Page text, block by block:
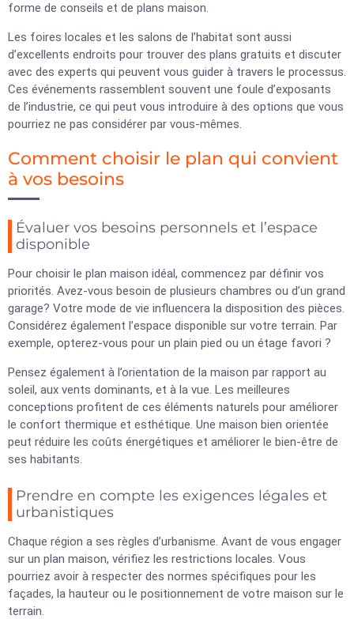
forme de conseils et de plans maison.
Les foires locales et les salons de l’habitat sont aussi
d’excellents endroits pour trouver des plans gratuits et discuter
avec des experts qui peuvent vous guider à travers le processus.
Ces événements rassemblent souvent une foule d’exposants
de l’industrie, ce qui peut vous introduire à des options que vous
pourriez ne pas considérer par vous-mêmes.
Comment choisir le plan qui convient
à vos besoins
Évaluer vos besoins personnels et l’espace
disponible
Pour choisir le plan maison idéal, commencez par définir vos
priorités. Avez-vous besoin de plusieurs chambres ou d’un grand
garage? Votre mode de vie influencera la disposition des pièces.
Considérez également l’espace disponible sur votre terrain. Par
exemple, opterez-vous pour un plain pied ou un étage favori ?
Pensez également à l’orientation de la maison par rapport au
soleil, aux vents dominants, et à la vue. Les meilleures
conceptions profitent de ces éléments naturels pour améliorer
le confort thermique et esthétique. Une maison bien orientée
peut réduire les coûts énergétiques et améliorer le bien-être de
ses habitants.
Prendre en compte les exigences légales et
urbanistiques
Chaque région a ses règles d’urbanisme. Avant de vous engager
sur un plan maison, vérifiez les restrictions locales. Vous
pourriez avoir à respecter des normes spécifiques pour les
façades, la hauteur ou le positionnement de votre maison sur le
terrain.